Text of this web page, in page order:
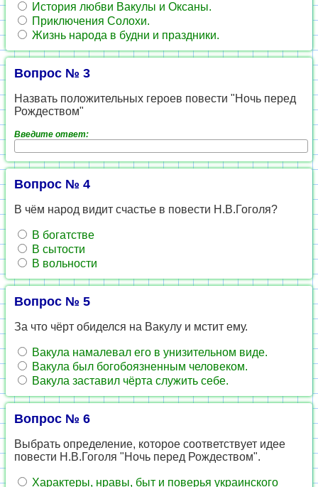
История любви Вакулы и Оксаны.
Приключения Солохи.
Жизнь народа в будни и праздники.
Вопрос № 3
Назвать положительных героев повести "Ночь перед
Рождеством"
Введите ответ:
Вопрос № 4
В чём народ видит счастье в повести Н.В.Гоголя?
В богатстве
В сытости
В вольности
Вопрос № 5
За что чёрт обиделся на Вакулу и мстит ему.
Вакула намалевал его в унизительном виде.
Вакула был богобоязненным человеком.
Вакула заставил чёрта служить себе.
Вопрос № 6
Выбрать определение, которое соответствует идее
повести Н.В.Гоголя "Ночь перед Рождеством".
Характеры, нравы, быт и поверья украинского